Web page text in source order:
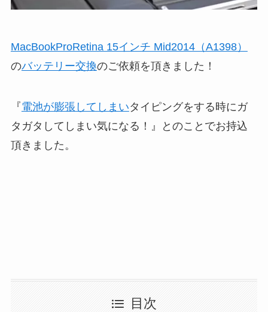
MacBookProRetina 15インチ Mid2014（A1398）
のバッテリー交換のご依頼を頂きました！
『電池が膨張してしまいタイピングをする時にガ
タガタしてしまい気になる！』とのことでお持込
頂きました。
目次